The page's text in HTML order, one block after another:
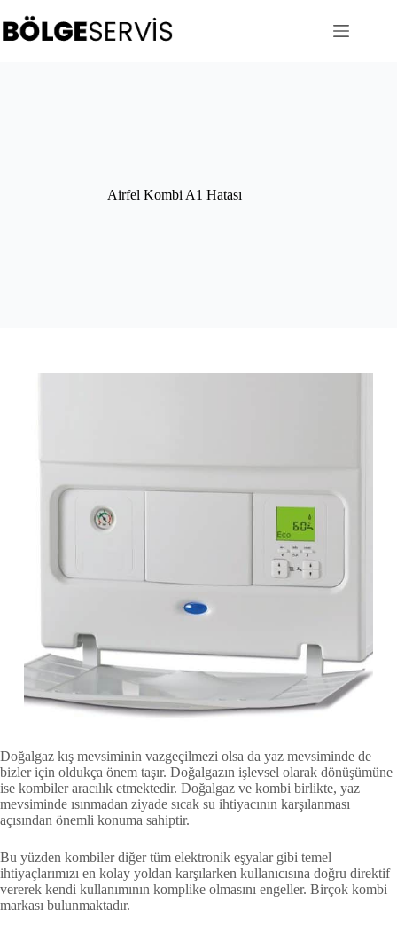
to
content
Airfel Kombi A1 Hatası
Doğalgaz kış mevsiminin vazgeçilmezi olsa da yaz mevsiminde de
bizler için oldukça önem taşır. Doğalgazın işlevsel olarak dönüşümüne
ise kombiler aracılık etmektedir. Doğalgaz ve kombi birlikte, yaz
mevsiminde ısınmadan ziyade sıcak su ihtiyacının karşılanması
açısından önemli konuma sahiptir.
Bu yüzden kombiler diğer tüm elektronik eşyalar gibi temel
ihtiyaçlarımızı en kolay yoldan karşılarken kullanıcısına doğru direktif
vererek kendi kullanımının komplike olmasını engeller. Birçok kombi
markası bulunmaktadır.